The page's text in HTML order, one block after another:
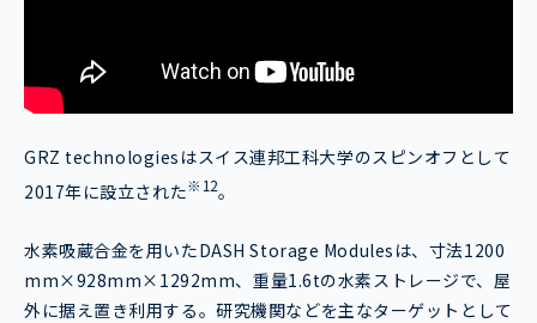
GRZ technologiesはスイス連邦工科大学のスピンオフとして
2017年に設立された※12。
水素吸蔵合金を用いたDASH Storage Modulesは、寸法1200
mm×928mm×1292mm、重量1.6tの水素ストレージで、屋
外に据え置き利用する。研究機関などを主なターゲットとして